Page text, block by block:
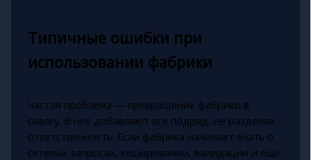
Типичные ошибки при
использовании фабрики
Частая проблема — превращение фабрики в
свалку. В неё добавляют всё подряд, не разделяя
ответственность. Если фабрика начинает знать о
сетевых запросах, кешировании, валидации и ещё